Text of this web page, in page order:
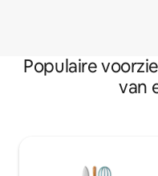
Populaire
van